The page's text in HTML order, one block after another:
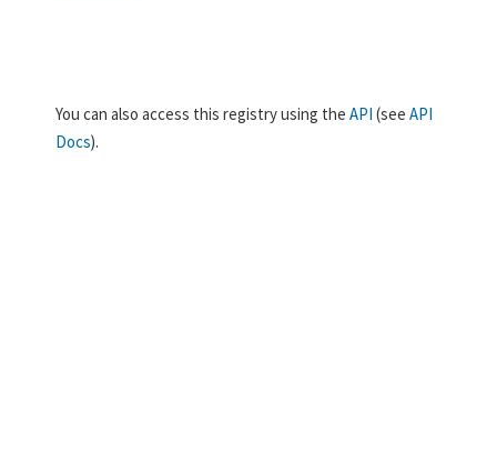
You can also access this registry using the API (see API
Docs).